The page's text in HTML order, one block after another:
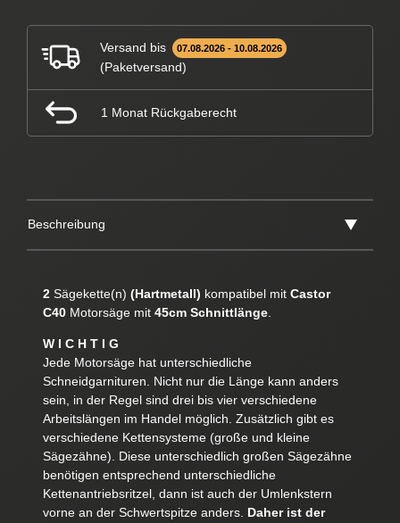
Versand bis 07.08.2026 - 10.08.2026
(Paketversand)
1 Monat Rückgaberecht
Beschreibung
2Sägekette(n) (Hartmetall) kompatibel mit Castor
C40Motorsäge mit 45cm Schnittlänge.
W I C H T I G
Jede Motorsäge hat unterschiedliche
Schneidgarnituren. Nicht nur die Länge kann anders
sein, in der Regel sind drei bis vier verschiedene
Arbeitslängen im Handel möglich. Zusätzlich gibt es
verschiedene Kettensysteme (große und kleine
Sägezähne). Diese unterschiedlich großen Sägezähne
benötigen entsprechend unterschiedliche
Kettenantriebsritzel, dann ist auch der Umlenkstern
vorne an der Schwertspitze anders. Daher ist der